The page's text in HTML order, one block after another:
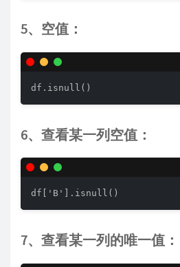
5、空值：
df.isnull()
6、查看某一列空值：
df['B'].isnull()
7、查看某一列的唯一值：